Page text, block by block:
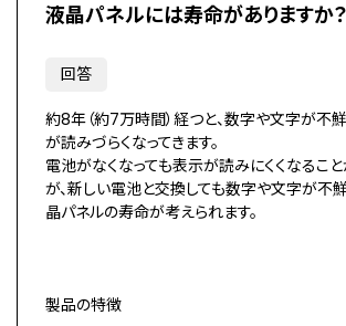
液晶パネルには寿命がありますか？
回答
約8年（約7万時間）経つと、数字や文字が不
が読みづらくなってきます。
電池がなくなっても表示が読みにくくなるこ
が、新しい電池と交換しても数字や文字が不
晶パネルの寿命が考えられます。
製品の特徴